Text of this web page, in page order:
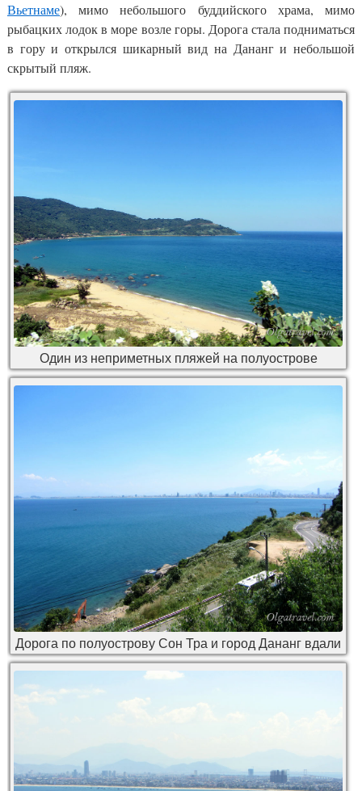
Вьетнаме), мимо небольшого буддийского храма, мимо
рыбацких лодок в море возле горы. Дорога стала подниматься
в гору и открылся шикарный вид на Дананг и небольшой
скрытый пляж.
Один из неприметных пляжей на полуострове
Дорога по полуострову Сон Тра и город Дананг вдали